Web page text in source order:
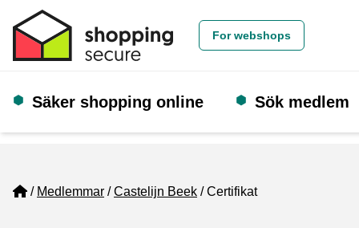
For webshops
Säker shopping online Sök medlem
Home
Medlemmar Castelijn Beek Certifikat